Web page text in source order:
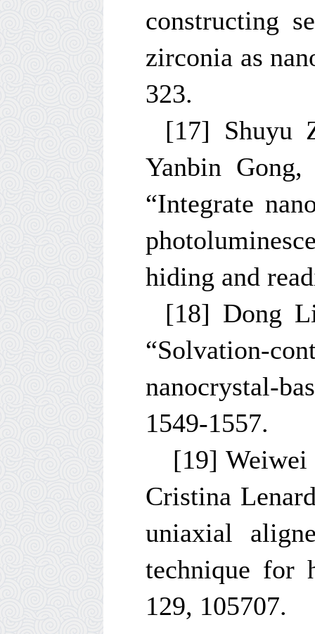
constructing
zirconia as
323.
[17] Shuyu
Yanbin
“Integrate
hiding and
[18] Dong
“Solvation-
nanocrystal-
1549-1557.
[19] Weiwei
Cristina
uniaxial
technique for
129, 105707.